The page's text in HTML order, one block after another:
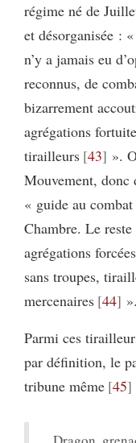
régime né de
et désorganisée :
n’y a jamais eu
reconnus, de
bizarrement
agrégations
tirailleurs 43 ».
Mouvement, donc
« guide au
Chambre. Le reste
agrégations
sans troupes,
mercenaires 44 ».
Parmi ces
par définition, le
tribune même 45